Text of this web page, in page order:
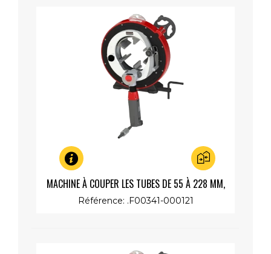
Aperçu rapide
MACHINE À COUPER LES TUBES DE 55 À 228 MM,
MOTEUR RAPIDE 230V 1200W
Référence: .F00341-000121